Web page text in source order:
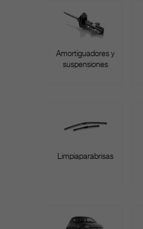
Amortiguadores y
suspensiones
Limpiaparabrisas